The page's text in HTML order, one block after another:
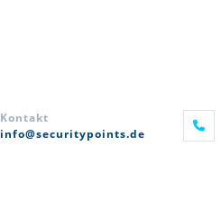
Kontakt
info@securitypoints.de